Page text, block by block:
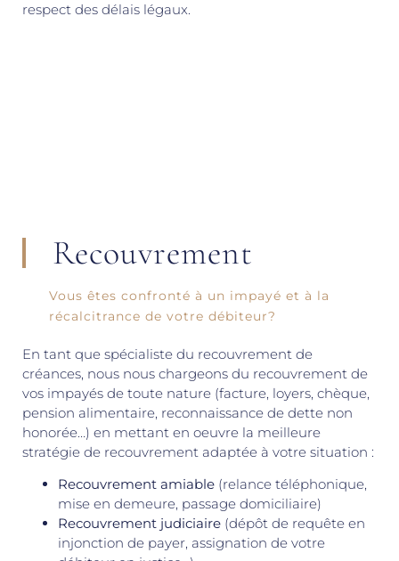
respect des délais légaux.
Recouvrement
Vous êtes confronté à un impayé et à la
récalcitrance de votre débiteur?
En tant que spécialiste du recouvrement de
créances, nous nous chargeons du recouvrement de
vos impayés de toute nature (facture, loyers, chèque,
pension alimentaire, reconnaissance de dette non
honorée…) en mettant en oeuvre la meilleure
stratégie de recouvrement adaptée à votre situation :
Recouvrement amiable (relance téléphonique,
mise en demeure, passage domiciliaire)
Recouvrement judiciaire (dépôt de requête en
injonction de payer, assignation de votre